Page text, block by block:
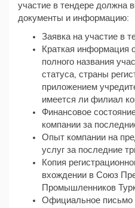
участие в тендере должна
документы и информацию:
Заявка на участие в
Краткая информация
полного названия
статуса, страны
приложением
имеется ли филиал
Финансовое
компании за
Опыт компании на
услуг за последние
Копия
вхождении в Союз
Промышленников
Официальное письмо